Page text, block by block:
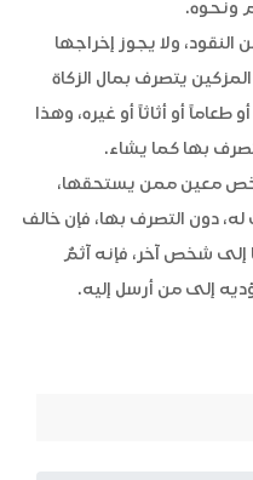
ونحوه.
ولا يجوز إخراجها
يتصرف بمال الزكاة
أو أثاثاً أو غيره، وهذا
بها كما يشاء.
معين ممن يستحقها،
دون التصرف بها، فإن خالف
شخص آخر، فإنه آثمٌ
إلى من أرسل إليه.